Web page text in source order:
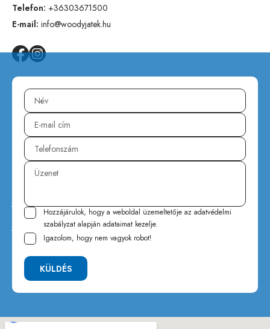
Telefon: +36303671500
E-mail: info@woodyjatek.hu
Hozzájárulok, hogy a weboldal üzemeltetője az adatvédelmi
szabályzat alapján adataimat kezelje.
Igazolom, hogy nem vagyok robot!
KÜLDÉS